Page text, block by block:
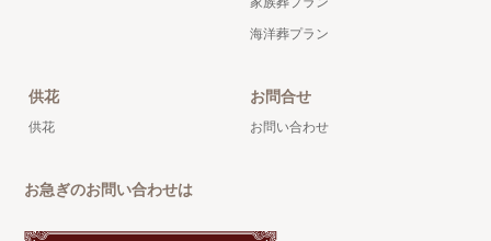
海洋葬プラン
供花
供花
お問合せ
お問い合わせ
お急ぎのお問い合わせは